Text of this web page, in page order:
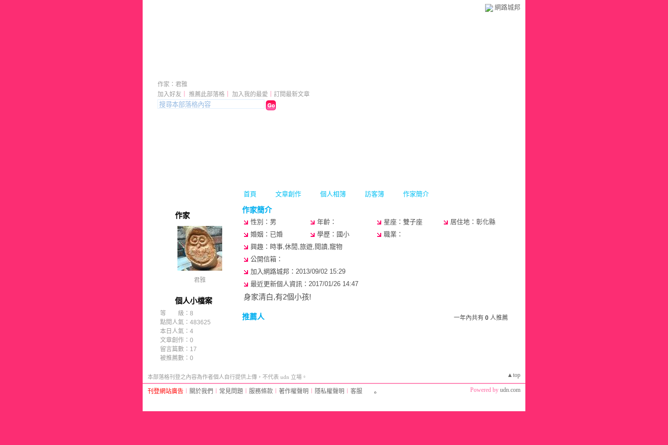
網路城邦
首頁 文章創作 個人相簿 訪客簿 作家簡介
加入好友 推薦此部落格 加入我的最愛 訂閱最新文章
作家：君雅
作家
君雅
個人小檔案
等 級：8
點閱人氣：483625
本日人氣：4
文章創作：0
留言篇數：17
被推薦數： 0
作家簡介
性別：男 年齡： 星座：雙子座
居住地：彰化縣
婚姻：已婚
學歷：國小
職業：
興趣：時事,休閒,旅遊,閱讀,寵物
公開信箱：
加入網路城邦：2013/09/02 15:29
最近更新個人資訊：2017/01/26 14:47
身家清白,有2個小孩!
推薦人 一年內共有 0 人推薦
▲top
本部落格刊登之內容為作者個人自行提供上傳，不代表 udn 立場。
刊登網站廣告 關於我們 常見問題 服務條款 著作權聲明 隱私權聲明 客服 Powered by udn.com